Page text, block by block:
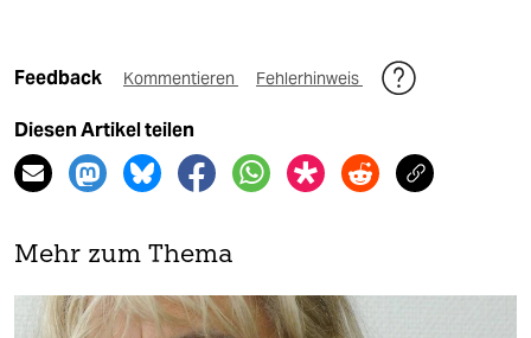
Feedback Kommentieren Fehlerhinweis
Diesen Artikel teilen
Mehr zum Thema